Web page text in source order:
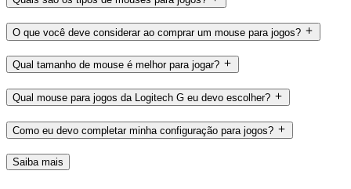
O que você deve considerar ao comprar um mouse para jogos?
Qual tamanho de mouse é melhor para jogar?
Qual mouse para jogos da Logitech G eu devo escolher?
Como eu devo completar minha configuração para jogos?
Saiba mais